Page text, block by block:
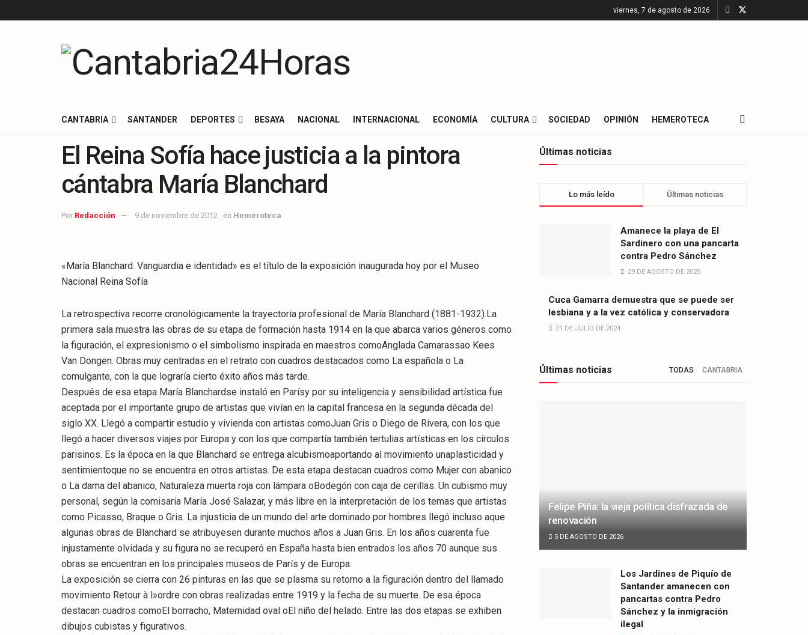
viernes, 7 de agosto de 2026
CANTABRIA SANTANDER DEPORTES BESAYA NACIONAL INTERNACIONAL ECONOMÍA CULTURA SOCIEDAD OPINIÓN HEMEROTECA
El Reina Sofía hace justicia a la pintora
cántabra María Blanchard
Por Redacción 9 de noviembre de 2012 en Hemeroteca
«María Blanchard. Vanguardia e identidad» es el título de la exposición inaugurada hoy por el Museo
Nacional Reina Sofía
La retrospectiva recorre cronológicamente la trayectoria profesional de María Blanchard (1881-1932).La
primera sala muestra las obras de su etapa de formación hasta 1914 en la que abarca varios géneros como
la figuración, el expresionismo o el simbolismo inspirada en maestros comoAnglada Camarassao Kees
Van Dongen. Obras muy centradas en el retrato con cuadros destacados como La española o La
comulgante, con la que lograría cierto éxito años más tarde.
Después de esa etapa María Blanchardse instaló en Parísy por su inteligencia y sensibilidad artística fue
aceptada por el importante grupo de artistas que vivían en la capital francesa en la segunda década del
siglo XX. Llegó a compartir estudio y vivienda con artistas comoJuan Gris o Diego de Rivera, con los que
llegó a hacer diversos viajes por Europa y con los que compartía también tertulias artísticas en los círculos
parisinos. Es la época en la que Blanchard se entrega alcubismoaportando al movimiento unaplasticidad y
sentimientoque no se encuentra en otros artistas. De esta etapa destacan cuadros como Mujer con abanico
o La dama del abanico, Naturaleza muerta roja con lámpara oBodegón con caja de cerillas. Un cubismo muy
personal, según la comisaria María José Salazar, y más libre en la interpretación de los temas que artistas
como Picasso, Braque o Gris. La injusticia de un mundo del arte dominado por hombres llegó incluso aque
algunas obras de Blanchard se atribuyesen durante muchos años a Juan Gris. En los años cuarenta fue
injustamente olvidada y su figura no se recuperó en España hasta bien entrados los años 70 aunque sus
obras se encuentran en los principales museos de París y de Europa.
La exposición se cierra con 26 pinturas en las que se plasma su retorno a la figuración dentro del llamado
movimiento Retour à l»ordre con obras realizadas entre 1919 y la fecha de su muerte. De esa época
destacan cuadros comoEl borracho, Maternidad oval oEl niño del helado. Entre las dos etapas se exhiben
dibujos cubistas y figurativos.
Últimas noticias
Lo más leído Últimas noticias
Amanece la playa de El
Sardinero con una pancarta
contra Pedro Sánchez
29 DE AGOSTO DE 2025
Cuca Gamarra demuestra que se puede ser
lesbiana y a la vez católica y conservadora
21 DE JULIO DE 2024
Últimas noticias TODAS CANTABRIA
Felipe Piña: la vieja política disfrazada de
renovación
5 DE AGOSTO DE 2026
Los Jardines de Piquío de
Santander amanecen con
pancartas contra Pedro
Sánchez y la inmigración
ilegal